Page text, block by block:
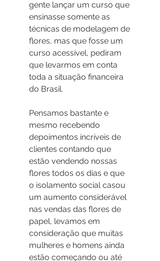
gente lançar um curso que
ensinasse somente as
técnicas de modelagem de
flores, mas que fosse um
curso acessível, pediram
que levarmos em conta
toda a situação financeira
do Brasil.
Pensamos bastante e
mesmo recebendo
depoimentos incríveis de
clientes contando que
estão vendendo nossas
flores todos os dias e que
o isolamento social casou
um aumento considerável
nas vendas das flores de
papel, levamos em
consideração que muitas
mulheres e homens ainda
estão começando ou até